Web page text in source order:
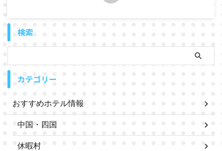
検索
カテゴリー
おすすめホテル情報
中国・四国
休暇村